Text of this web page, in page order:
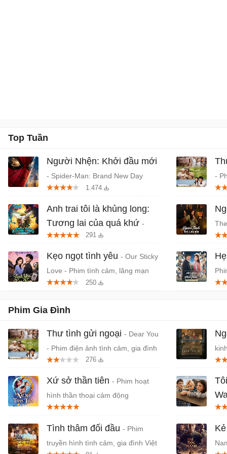
Top Tuần
Người Nhện: Khởi đầu mới
- Spider-Man: Brand New Day
(2026) chiếu rạp
1.474
Anh trai tôi là khủng long:
Tương lai của quá khứ -
Phim anime hành động, thần thoại
Việt chiếu rạp
291
Kẹo ngọt tình yêu - Our Sticky
Love - Phim tình cảm, lãng mạn
Hàn Quốc
250
-
-
Phim Gia Đình
Thư tình gửi ngoại - Dear You
- Phim điện ảnh tình cảm, gia đình
Trung Quốc
276
Xứ sở thần tiên - Phim hoạt
hình thần thoại cảm động
Tình thâm đối đầu - Phim
truyền hình tình cảm, gia đình Việt